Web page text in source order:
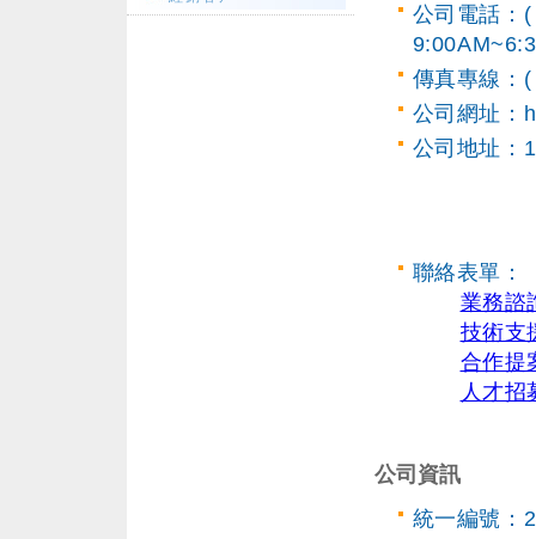
公司電話：
傳真專線：
公司網址：
公司地址：
聯絡表單：
業務諮
技術支
合作提
人才招
公司資訊
統一編號：